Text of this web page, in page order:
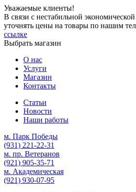
Уважаемые клиенты!
В связи с нестабильной
уточнять цены на товары по нашим
ссылке
Выбрать магазин
О нас
Услуги
Магазин
Контакты
Статьи
Новости
Наши работы
м. Парк Победы
(931) 221-22-31
м. пр. Ветеранов
(921) 905-35-71
м. Академическая
(921) 930-07-95